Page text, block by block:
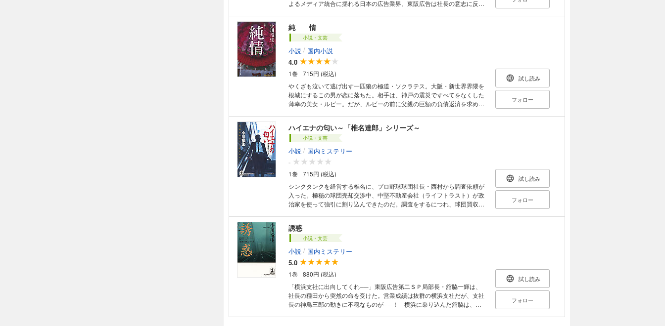
よるメディア統合に揺れる日本の広告業界。東阪広告は社長の意志に反
に！？ 好評シリーズ、堂々登場！
純 情
小説・文芸
小説 / 国内小説
4.0
1巻
715円 (税込)
やくざも泣いて逃げ出す一匹狼の極道・ソクラテス。大阪・新世界界隈を
根城にするこの男が恋に落ちた。相手は、神戸の震災ですべてをなくした
薄幸の美女・ルビー。だが、ルビーの前に父親の巨額の負債返済を求める
る痛快長編！（『くたばれ 極道「ソクラテス」』改題）
試し読み
フォロー
ハイエナの匂い～「椎名達郎」シリーズ～
小説・文芸
小説 / 国内ミステリー
-
1巻
715円 (税込)
シンクタンクを経営する椎名に、プロ野球球団社長・西村から調査依頼が
入った。極秘の球団売却交渉中、中堅不動産会社（ライフトラスト）が政
治家を使って強引に割り込んできたのだ。調査をするにつれ、球団買収の
シリーズ第１弾！（『野望の荒野』改題）
試し読み
フォロー
誘惑
小説・文芸
小説 / 国内ミステリー
5.0
1巻
880円 (税込)
「横浜支社に出向してくれ──」東阪広告第二ＳＰ局部長・舘脇一輝は、
社長の種田から突然の命を受けた。営業成績は抜群の横浜支社だが、支社
長の神鳥三郎の動きに不穏なものが──！ 横浜に乗り込んだ舘脇は、陰
試し読み
フォロー